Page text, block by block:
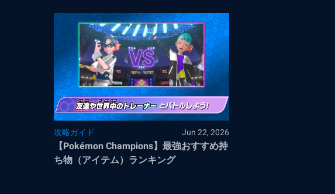
攻略ガイド Jun 22, 2026
【Pokémon Champions】最強おすすめ持
ち物（アイテム）ランキング